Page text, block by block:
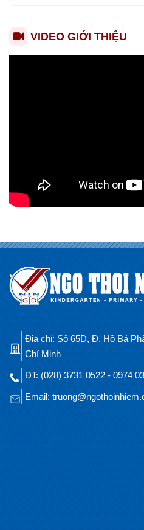
VIDEO GIỚI THIỆU
Địa chỉ: Số 65D, Đ. Hồ Bá
Chí Minh
ĐT: (028) 3731 0522 - 0974
Email: